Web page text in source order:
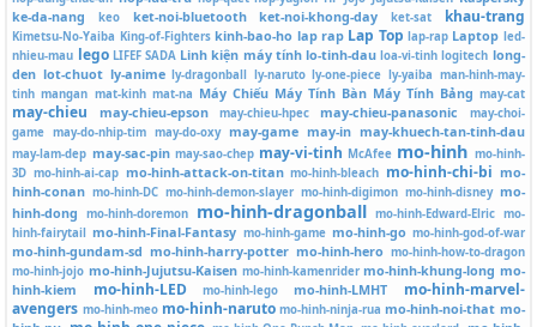
ke-da-nang
keo ket-noi-bluetooth ket-noi-khong-day ket-sat khau-trang
Kimetsu-No-Yaiba King-of-Fighters kinh-bao-ho lap rap Lap Top lap-rap Laptop led-
nhieu-mau lego LIFEF SADA Linh kiện máy tính lo-tinh-dau loa-vi-tinh logitech long-
den lot-chuot ly-anime ly-dragonball ly-naruto ly-one-piece ly-yaiba man-hinh-may-
tinh mangan mat-kinh mat-na Máy Chiếu Máy Tính Bàn Máy Tính Bảng may-cat
may-chieu may-chieu-epson may-chieu-hpec may-chieu-panasonic
may-choi-
game may-do-nhip-tim may-do-oxy may-game may-in may-khuech-tan-tinh-dau
may-lam-dep may-sac-pin may-sao-chep may-vi-tinh McAfee mo-hinh mo-hinh-
3D mo-hinh-ai-cap mo-hinh-attack-on-titan mo-hinh-bleach mo-hinh-chi-bi mo-
hinh-conan mo-hinh-DC mo-hinh-demon-slayer mo-hinh-digimon mo-hinh-disney mo-
hinh-dong
mo-hinh-doremon mo-hinh-dragonball mo-hinh-Edward-Elric mo-
hinh-fairytail mo-hinh-Final-Fantasy mo-hinh-game mo-hinh-go mo-hinh-god-of-war
mo-hinh-gundam-sd mo-hinh-harry-potter mo-hinh-hero mo-hinh-how-to-dragon
mo-hinh-jojo mo-hinh-Jujutsu-Kaisen mo-hinh-kamenrider mo-hinh-khung-long mo-
hinh-kiem
mo-hinh-LED mo-hinh-lego mo-hinh-LMHT
mo-hinh-marvel-
avengers mo-hinh-meo mo-hinh-naruto mo-hinh-ninja-rua mo-hinh-noi-that mo-